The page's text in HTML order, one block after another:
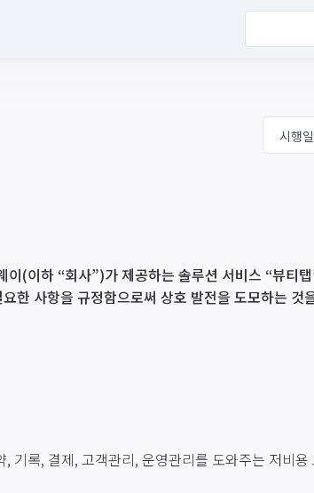
(이하 “회사”)가 제공하는 솔루션 서비스 “뷰티
한 사항을 규정함으로써 상호 발전을 도모하는 것
록, 결제, 고객관리, 운영관리를 도와주는 저비